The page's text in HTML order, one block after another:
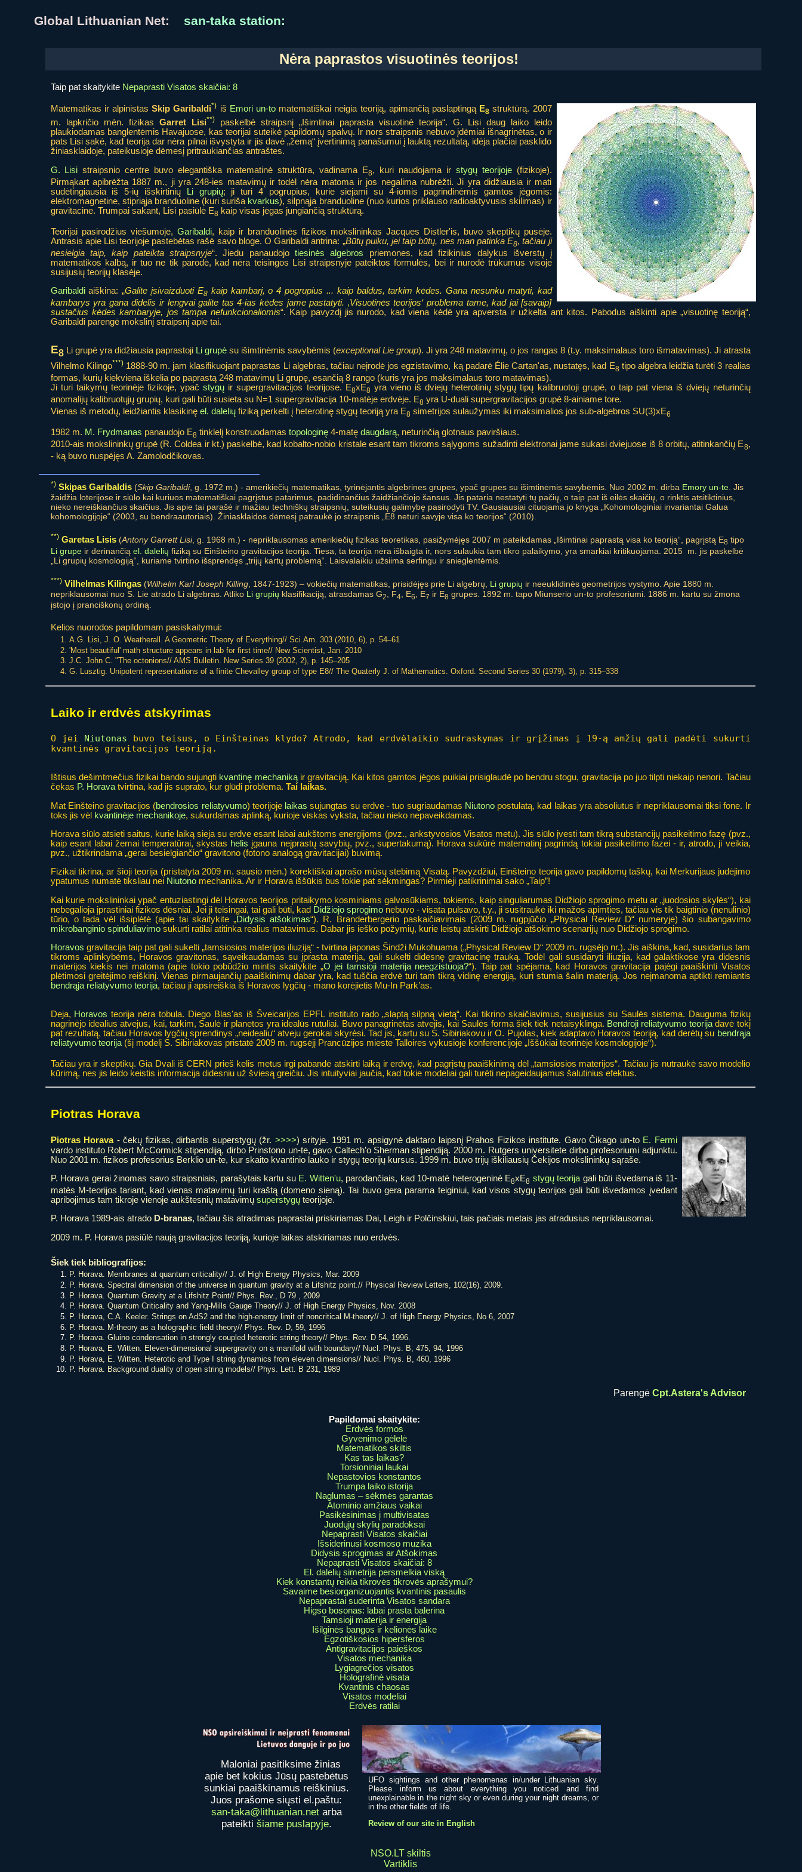
Global Lithuanian Net: san-taka station:
Nėra paprastos visuotinės teorijos!
Taip pat skaitykite Nepaprasti Visatos skaičiai: 8
Matematikas ir alpinistasSkip Garibaldi*) iš Emori un-tomatematiškai neigia teoriją, apimančią paslaptingą E8 struktūrą. 2007
m. lapkričio mėn. fizikas Garret Lisi**)paskelbė straipsnį „Išimtinai paprasta visuotinė teorija“. G. Lisi daug laiko leido
plaukiodamas banglentėmis Havajuose, kas teorijai suteikė papildomų spalvų. Ir nors straipsnis nebuvo įdėmiai išnagrinėtas, o ir
pats Lisi sakė, kad teorija dar nėra pilnai išvystyta ir jis davė „žemą“ įvertinimą panašumui į lauktą rezultatą, idėja plačiai pasklido
žiniasklaidoje, pateikusioje dėmesį pritraukiančias antraštes.
G. Lisi straipsnio centre buvo elegantiška matematinė struktūra, vadinama E8, kuri naudojama ir stygų teorijoje(fizikoje).
Pirmąkart apibrėžta 1887 m., ji yra 248-ies matavimų ir todėl nėra matoma ir jos negalima nubrėžti. Ji yra didžiausia ir mati
sudėtingiausia iš 5-ių išskirtinių
Li grupių; ji turi 4 pogrupius, kurie siejami su 4-iomis pagrindinėmis gamtos jėgomis:
elektromagnetine, stipriąja branduoline (kuri suriša kvarkus), silpnąja branduoline (nuo kurios priklauso radioaktyvusis skilimas) ir
gravitacine. Trumpai sakant, Lisi pasiūlė E8 kaip visas jėgas jungiančią struktūrą.
Teorijai pasirodžius viešumoje, Garibaldi, kaip ir branduolinės fizikos mokslininkas Jacques Distler'is, buvo skeptikų pusėje.
Antrasis apie Lisi teorijoje pastebėtas rašė savo bloge. O Garibaldi antrina: „Būtų puiku, jei taip būtų, nes man patinka E8, tačiau ji
nesielgia taip, kaip pateikta straipsnyje“. Jiedu panaudojotiesinės algebros priemones, kad fizikinius dalykus išverstų į
matematikos kalbą, ir tuo ne tik parodė, kad nėra teisingos Lisi straipsnyje pateiktos formulės, bei ir nurodė trūkumus visoje
susijusių teorijų klasėje.
Garibaldiaiškina: „Galite įsivaizduoti E8kaip kambarį, o 4 pogrupius ... kaip baldus, tarkim kėdes. Gana nesunku matyti, kad
kambarys yra gana didelis ir lengvai galite tas 4-ias kėdes jame pastatyti. ‚Visuotinės teorijos‘ problema tame, kad jai [savaip]
sustačius kėdes kambaryje, jos tampa nefunkcionaliomis“. Kaip pavyzdį jis nurodo, kad viena kėdė yra apversta ir užkelta ant kitos. Pabodus aiškinti apie „visuotinę teoriją“,
Garibaldi parengė mokslinį straipsnį apie tai.
E8 Li grupė yra didžiausia paprastoji Li grupėsu išimtinėmis savybėmis (exceptional Lie group). Ji yra 248 matavimų, o jos rangas 8 (t.y. maksimalaus toro išmatavimas). Ji atrasta
Vilhelmo Kilingo***)1888-90 m. jam klasifikuojant paprastas Li algebras, tačiau neįrodė jos egzistavimo, ką padarė Élie Cartan'as, nustatęs, kad E8 tipo algebra leidžia turėti 3 realias
formas, kurių kiekviena iškelia po paprastą 248 matavimų Li grupę, esančią 8 rango (kuris yra jos maksimalaus toro matavimas).
Ji turi taikymų teorinėje fizikoje, ypačstygų ir supergravitacijos teorijose. E8xE8 yra vieno iš dviejų heterotinių stygų tipų kalibruotoji grupė, o taip pat viena iš dviejų neturinčių
anomalijų kalibruotųjų grupių, kuri gali būti susieta su N=1 supergravitacija 10-matėje erdvėje. E8 yra U-duali supergravitacijos grupė 8-ainiame tore.
Vienas iš metodų, leidžiantis klasikinę el. daleliųfiziką perkelti į heterotinę stygų teoriją yra E8 simetrijos sulaužymas iki maksimalios jos sub-algebros SU(3)xE6
1982 m. M. Frydmanas panaudojo E8 tinklelį konstruodamas topologinę4-matę daugdarą, neturinčią glotnaus paviršiaus.
2010-ais mokslininkų grupė (R. Coldea ir kt.) paskelbė, kad kobalto-nobio kristale esant tam tikroms sąlygoms sužadinti elektronai jame sukasi dviejuose iš 8 orbitų, atitinkančių E8,
- ką buvo nuspėjęs A. Zamolodčikovas.
*) Skipas Garibaldis(Skip Garibaldi, g. 1972 m.) - amerikiečių matematikas, tyrinėjantis algebrines grupes, ypač grupes su išimtinėmis savybėmis. Nuo 2002 m. dirba Emory un-te. Jis
žaidžia loterijose ir siūlo kai kuriuos matematiškai pagrįstus patarimus, padidinančius žaidžiančiojo šansus. Jis pataria nestatyti tų pačių, o taip pat iš eilės skaičių, o rinktis atsitiktinius,
nieko nereiškiančius skaičius. Jis apie tai parašė ir mažiau techniškų straipsnių, suteikusių galimybę pasirodyti TV. Gausiausiai cituojama jo knyga „Kohomologiniai invariantai Galua
kohomologijoje“ (2003, su bendraautoriais). Žiniasklaidos dėmesį patraukė jo straipsnis „E8 neturi savyje visa ko teorijos“ (2010).
**) Garetas Lisis(Antony Garrett Lisi, g. 1968 m.) - nepriklausomas amerikiečių fizikas teoretikas, pasižymėjęs 2007 m pateikdamas „Išimtinai paprastą visa ko teoriją“, pagrįstą E8 tipo
Li grupeir derinančią el. dalelių fiziką su Einšteino gravitacijos teorija. Tiesa, ta teorija nėra išbaigta ir, nors sulaukia tam tikro palaikymo, yra smarkiai kritikuojama. 2015 m. jis paskelbė
„Li grupių kosmologiją“, kuriame tvirtino išsprendęs „trijų kartų problemą“. Laisvalaikiu užsiima serfingu ir snieglentėmis.
***) Vilhelmas Kilingas(Wilhelm Karl Joseph Killing, 1847-1923) – vokiečių matematikas, prisidėjęs prie Li algebrų, Li grupių ir neeuklidinės geometrijos vystymo. Apie 1880 m.
nepriklausomai nuo S. Lie atrado Li algebras. Atliko Li grupių klasifikaciją, atrasdamas G2 , F4 , E6 , E7 ir E8 grupes. 1892 m. tapo Miunserio un-to profesoriumi. 1886 m. kartu su žmona
įstojo į pranciškonų ordiną.
Kelios nuorodos papildomam pasiskaitymui:
A.G. Lisi, J. O. Weatherall. A Geometric Theory of Everything// Sci.Am. 303 (2010, 6), p. 54–61
'Most beautiful' math structure appears in lab for first time// New Scientist, Jan. 2010
J.C. John C. "The octonions// AMS Bulletin. New Series 39 (2002, 2), p. 145–205
G. Lusztig. Unipotent representations of a finite Chevalley group of type E8// The Quaterly J. of Mathematics. Oxford. Second Series 30 (1979), 3), p. 315–338
Laiko ir erdvės atskyrimas
O jei Niutonas buvo teisus, o Einšteinas klydo? Atrodo, kad erdvėlaikio sudraskymas ir grįžimas į 19-ą amžių gali padėti sukurti
kvantinės gravitacijos teoriją.
Ištisus dešimtmečius fizikai bando sujungti kvantinę mechanikąir gravitaciją. Kai kitos gamtos jėgos puikiai prisiglaudė po bendru stogu, gravitacija po juo tilpti niekaip nenori. Tačiau
čekas P. Horavatvirtina, kad jis suprato, kur glūdi problema. Tai laikas.
Mat Einšteino gravitacijos (bendrosios reliatyvumo) teorijoje laikas sujungtas su erdve - tuo sugriaudamas Niutonopostulatą, kad laikas yra absoliutus ir nepriklausomai tiksi fone. Ir
toks jis vėl kvantinėje mechanikoje, sukurdamas aplinką, kurioje viskas vyksta, tačiau nieko nepaveikdamas.
Horava siūlo atsieti saitus, kurie laiką sieja su erdve esant labai aukštoms energijoms (pvz., ankstyvosios Visatos metu). Jis siūlo įvesti tam tikrą substancijų pasikeitimo fazę (pvz.,
kaip esant labai žemai temperatūrai, skystas helis įgauna neįprastų savybių, pvz., supertakumą). Horava sukūrė matematinį pagrindą tokiai pasikeitimo fazei - ir, atrodo, ji veikia,
pvz., užtikrindama „gerai besielgiančio“ gravitono (fotono analogą gravitacijai) buvimą.
Fizikai tikrina, ar šioji teorija (pristatyta 2009 m. sausio mėn.) korektiškai aprašo mūsų stebimą Visatą. Pavyzdžiui, Einšteino teorija gavo papildomų taškų, kai Merkurijaus judėjimo
ypatumus numatė tiksliau nei Niutonomechanika. Ar ir Horava iššūkis bus tokie pat sėkmingas? Pirmieji patikrinimai sako „Taip”!
Kai kurie mokslininkai ypač entuziastingi dėl Horavos teorijos pritaikymo kosminiams galvosūkiams, tokiems, kaip singuliarumas Didžiojo sprogimo metu ar „juodosios skylės“), kai
nebegalioja įprastiniai fizikos dėsniai. Jei ji teisingai, tai gali būti, kad Didžiojo sprogimonebuvo - visata pulsavo, t.y., ji susitraukė iki mažos apimties, tačiau vis tik baigtinio (nenulinio)
tūrio, o tada vėl išsiplėtė (apie tai skaitykite „Didysis atšokimas“). R. Branderbergerio paskaičiavimais (2009 m. rugpjūčio „Physical Review D“ numeryje) šio subangavimo
mikrobanginio spinduliavimosukurti ratilai atitinka realius matavimus. Dabar jis ieško požymių, kurie leistų atskirti Didžiojo atšokimo scenarijų nuo Didžiojo sprogimo.
Horavos gravitacija taip pat gali sukelti „tamsiosios materijos iliuziją“ - tvirtina japonas Šindži Mukohuama („Physical Review D“ 2009 m. rugsėjo nr.). Jis aiškina, kad, susidarius tam
tikroms aplinkybėms, Horavos gravitonas, sąveikaudamas su įprasta materija, gali sukelti didesnę gravitacinę trauką. Todėl gali susidaryti iliuzija, kad galaktikose yra didesnis
materijos kiekis nei matoma (apie tokio pobūdžio mintis skaitykite „O jei tamsioji materija neegzistuoja?“). Taip pat spėjama, kad Horavos gravitacija pajėgi paaiškinti Visatos
plėtimosi greitėjimo reiškinį. Vienas pirmaujančių paaiškinimų dabar yra, kad tuščia erdvė turi tam tikrą vidinę energiją, kuri stumia šalin materiją. Jos neįmanoma aptikti remiantis
bendrąja reliatyvumo teorija, tačiau ji apsireiškia iš Horavos lygčių - mano korėjietis Mu-In Park’as.
Deja, Horavos teorija nėra tobula. Diego Blas'as iš Šveicarijos EPFL instituto rado „slaptą silpną vietą“. Kai tikrino skaičiavimus, susijusius su Saulės sistema. Dauguma fizikų
nagrinėjo idealius atvejus, kai, tarkim, Saulė ir planetos yra idealūs rutuliai. Buvo panagrinėtas atvejis, kai Saulės forma šiek tiek netaisyklinga. Bendroji reliatyvumo teorijadavė tokį
pat rezultatą, tačiau Horavos lygčių sprendinys „neidealiu“ atveju gerokai skyrėsi. Tad jis, kartu su S. Sibiriakovu ir O. Pujolas, kiek adaptavo Horavos teoriją, kad derėtų su bendrąja
reliatyvumo teorija(šį modelį S. Sibiriakovas pristatė 2009 m. rugsėjį Prancūzijos mieste Talloires vykusioje konferencijoje „Iššūkiai teorinėje kosmologijoje“).
Tačiau yra ir skeptikų. Gia Dvali iš CERN prieš kelis metus irgi pabandė atskirti laiką ir erdvę, kad pagrįstų paaiškinimą dėl „tamsiosios materijos“. Tačiau jis nutraukė savo modelio
kūrimą, nes jis leido keistis informacija didesniu už šviesą greičiu. Jis intuityviai jaučia, kad tokie modeliai gali turėti nepageidaujamus šalutinius efektus.
Piotras Horava
Piotras Horava- čekų fizikas, dirbantis superstygų (žr. >>>>) srityje. 1991 m. apsigynė daktaro laipsnį Prahos Fizikos institute. Gavo Čikago un-to E. Fermi
vardo instituto Robert McCormick stipendiją, dirbo Prinstono un-te, gavo Caltech’o Sherman stipendiją. 2000 m. Rutgers universitete dirbo profesoriumi adjunktu.
Nuo 2001 m. fizikos profesorius Berklio un-te, kur skaito kvantinio lauko ir stygų teorijų kursus. 1999 m. buvo trijų iškiliausių Čekijos mokslininkų sąraše.
P. Horava gerai žinomas savo straipsniais, parašytais kartu su E. Witten'u, parodančiais, kad 10-matė heterogeninė E8xE8 stygų teorija gali būti išvedama iš 11-
matės M-teorijos tariant, kad vienas matavimų turi kraštą (domeno sieną). Tai buvo gera parama teiginiui, kad visos stygų teorijos gali būti išvedamos įvedant
apribojimus tam tikroje vienoje aukštesnių matavimų superstygųteorijoje.
P. Horava 1989-ais atrado D-branas, tačiau šis atradimas paprastai priskiriamas Dai, Leigh ir Polčinskiui, tais pačiais metais jas atradusius nepriklausomai.
2009 m. P. Horava pasiūlė naują gravitacijos teoriją, kurioje laikas atskiriamas nuo erdvės.
Šiek tiek bibliografijos:
P. Horava. Membranes at quantum criticality// J. of High Energy Physics, Mar. 2009
P. Horava. Spectral dimension of the universe in quantum gravity at a Lifshitz point.// Physical Review Letters, 102(16), 2009.
P. Horava. Quantum Gravity at a Lifshitz Point// Phys. Rev., D 79 , 2009
P. Horava. Quantum Criticality and Yang-Mills Gauge Theory// J. of High Energy Physics, Nov. 2008
P. Horava, C.A. Keeler. Strings on AdS2 and the high-energy limit of noncritical M-theory// J. of High Energy Physics, No 6, 2007
P. Horava. M-theory as a holographic field theory// Phys. Rev. D, 59, 1996
P. Horava. Gluino condensation in strongly coupled heterotic string theory// Phys. Rev. D 54, 1996.
P. Horava, E. Witten. Eleven-dimensional supergravity on a manifold with boundary// Nucl. Phys. B, 475, 94, 1996
P. Horava, E. Witten. Heterotic and Type I string dynamics from eleven dimensions// Nucl. Phys. B, 460, 1996
P. Horava. Background duality of open string models// Phys. Lett. B 231, 1989
Parengė Cpt.Astera's Advisor
Papildomai skaitykite:
Erdvės formos
Gyvenimo gėlelė
Matematikos skiltis
Kas tas laikas?
Torsioniniai laukai
Nepastovios konstantos
Trumpa laiko istorija
Naglumas – sėkmės garantas
Atominio amžiaus vaikai
Pasikėsinimas į multivisatas
Juodųjų skylių paradoksai
Nepaprasti Visatos skaičiai
Išsiderinusi kosmoso muzika
Didysis sprogimas ar Atšokimas
Nepaprasti Visatos skaičiai: 8
El. dalelių simetrija persmelkia viską
Kiek konstantų reikia tikrovės tikrovės aprašymui?
Savaime besiorganizuojantis kvantinis pasaulis
Nepaprastai suderinta Visatos sandara
Higso bosonas: labai prasta balerina
Tamsioji materija ir energija
Išilginės bangos ir kelionės laike
Egzotiškosios hipersferos
Antigravitacijos paieškos
Visatos mechanika
Lygiagrečios visatos
Holografinė visata
Kvantinis chaosas
Visatos modeliai
Erdvės ratilai
Maloniai pasitiksime žinias
apie bet kokius Jūsų pastebėtus
sunkiai paaiškinamus reiškinius.
Juos prašome siųsti el.paštu:
san-taka@lithuanian.netarba
pateikti šiame puslapyje.
UFO sightings and other phenomenas in/under Lithuanian sky.
Please inform us about everything you noticed and find
unexplainable in the night sky or even during your night dreams, or
in the other fields of life.
Review of our site in English
NSO.LT skiltis
Vartiklis